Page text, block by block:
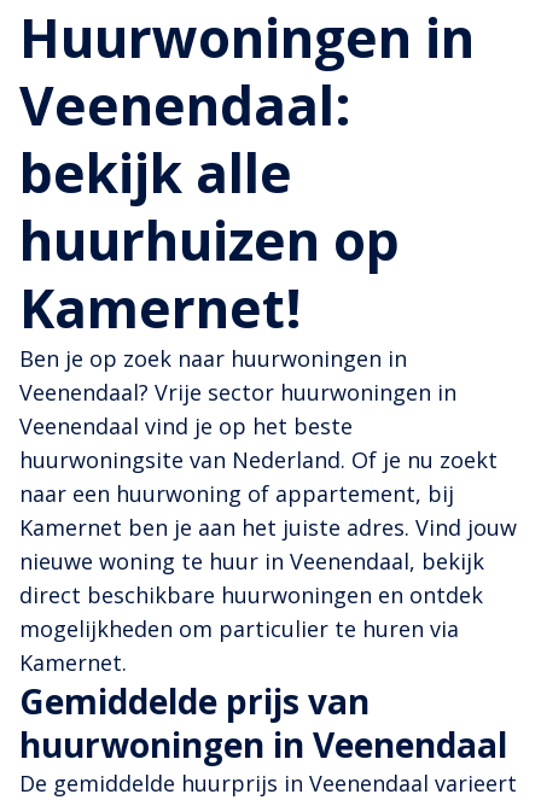
Huurwoningen in
Veenendaal:
bekijk alle
huurhuizen op
Kamernet!
Ben je op zoek naar huurwoningen in
Veenendaal? Vrije sector huurwoningen in
Veenendaal vind je op het beste
huurwoningsite van Nederland. Of je nu zoekt
naar een huurwoning of appartement, bij
Kamernet ben je aan het juiste adres. Vind jouw
nieuwe woning te huur in Veenendaal, bekijk
direct beschikbare huurwoningen en ontdek
mogelijkheden om particulier te huren via
Kamernet.
Gemiddelde prijs van
huurwoningen in Veenendaal
De gemiddelde huurprijs in Veenendaal varieert